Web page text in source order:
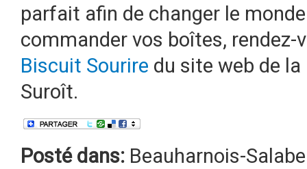
parfait afin de changer le
commander vos boîtes, rendez-
Biscuit Sourire du site web de la
Suroît.
Posté dans: Beauharnois-